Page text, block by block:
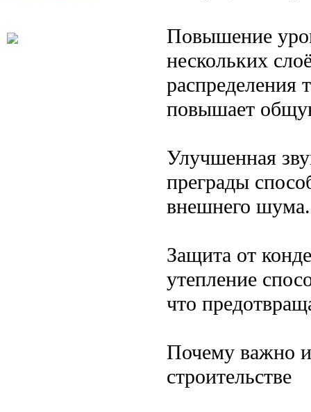
Повышение
нескольких
распределения
повышает
Улучшенная
преграды
внешнего шума.
Защита от
утепление
что
Почему важно
строительстве